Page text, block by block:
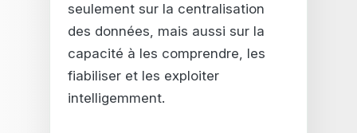
seulement sur la centralisation
des données, mais aussi sur la
capacité à les comprendre, les
fiabiliser et les exploiter
intelligemment.